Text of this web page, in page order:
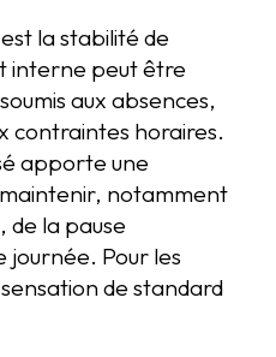
la stabilité de
interne peut être
aux absences,
contraintes horaires.
apporte une
notamment
de la pause
journée. Pour les
de standard